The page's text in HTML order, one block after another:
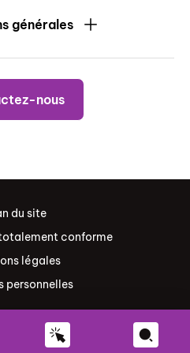
générales
nous
du site
conforme
légales
personnelles